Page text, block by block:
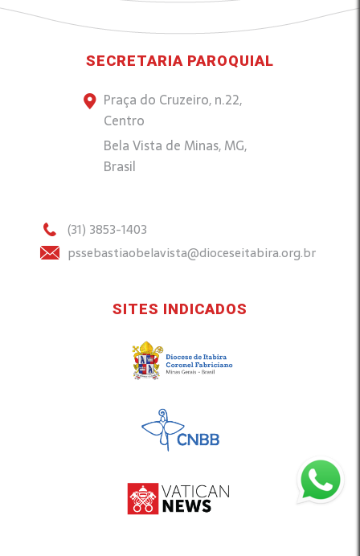
SECRETARIA PAROQUIAL
Praça do Cruzeiro, n.22,
Centro
Bela Vista de Minas, MG,
Brasil
(31) 3853-1403
pssebastiaobelavista@dioceseitabira.org.br
SITES INDICADOS